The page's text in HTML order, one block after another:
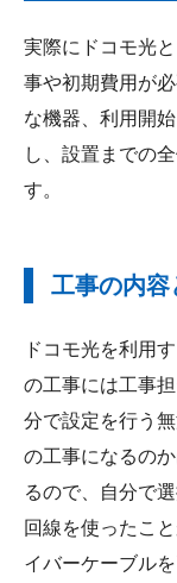
実際にドコモ光
事や初期費用が
な機器、利用開
し、設置までの
す。
工事の内容
ドコモ光を利用
の工事には工事
分で設定を行う
の工事になるの
るので、自分で
回線を使ったこ
イバーケーブル